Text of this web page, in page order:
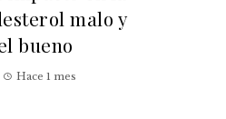
malo y
bueno
Hace 1 mes